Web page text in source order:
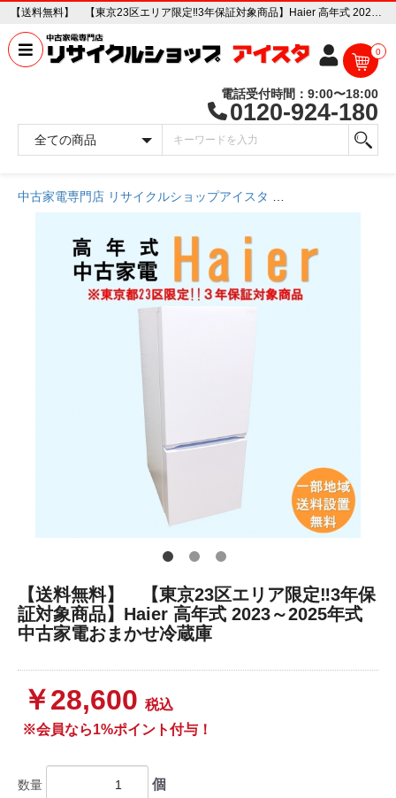
【送料無料】 【東京23区エリア限定‼3年保証対象商品】Haier 高年式 2023～2025年式 中古家電おまかせ冷蔵庫 中古家電販売専門店 リサイクルショップ アイスタ
0
電話受付時間：9:00〜18:00
0120-924-180
中古家電専門店 リサイクルショップアイスタ
【送料無料】 【東京23区エリア限定‼3年保
証対象商品】Haier 高年式 2023～2025年式
中古家電おまかせ冷蔵庫
￥28,600 税込
※会員なら1%ポイント付与！
数量 個